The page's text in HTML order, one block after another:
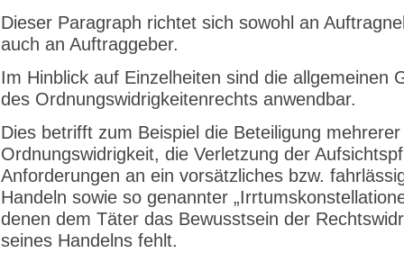
Dieser Paragraph richtet sich sowohl an
auch an Auftraggeber.
Im Hinblick auf Einzelheiten sind die allgemeinen
des Ordnungswidrigkeitenrechts anwendbar.
Dies betrifft zum Beispiel die Beteiligung
Ordnungswidrigkeit, die Verletzung der
Anforderungen an ein vorsätzliches bzw.
Handeln sowie so genannter
denen dem Täter das Bewusstsein der
seines Handelns fehlt.